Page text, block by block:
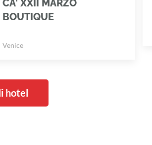
CA' XXII MARZO
BOUTIQUE
Venice
hotel